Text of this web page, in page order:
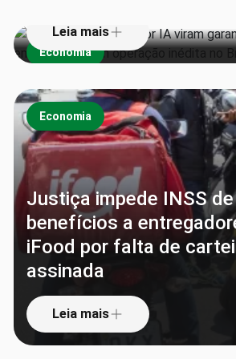
Economia
Leia mais
Economia
Justiça impede INSS
benefícios a
iFood por falta de
assinada
Leia mais